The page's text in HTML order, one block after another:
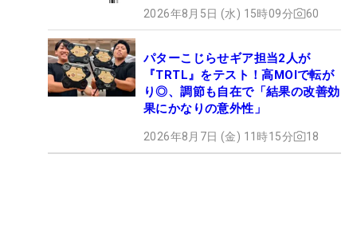
2026年8月5日 (水) 15時09分 60
パターこじらせギア担当2人が
『TRTL』をテスト！高MOIで転が
り◎、調節も自在で「結果の改善効
果にかなりの意外性」
2026年8月7日 (金) 11時15分 18